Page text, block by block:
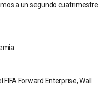
a un segundo cuatrimestre
Forward Enterprise, Wall